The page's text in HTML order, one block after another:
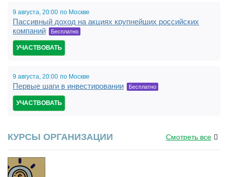
9 августа, 20:00 по Москве
Пассивный доход на акциях крупнейших российских
компаний
Бесплатно
УЧАСТВОВАТЬ
9 августа, 20:00 по Москве
Первые шаги в инвестировании Бесплатно
УЧАСТВОВАТЬ
КУРСЫ ОРГАНИЗАЦИИ Смотреть все